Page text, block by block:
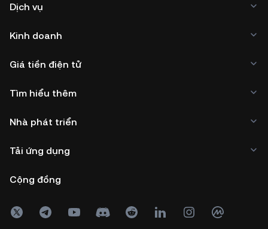
Dịch vụ
Kinh doanh
Giá tiền điện tử
Tìm hiểu thêm
Nhà phát triển
Tải ứng dụng
Cộng đồng